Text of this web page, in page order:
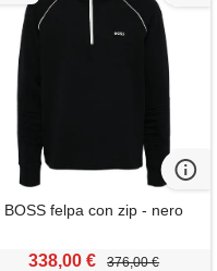
BOSS felpa con zip - nero
338,00 € 376,00 €